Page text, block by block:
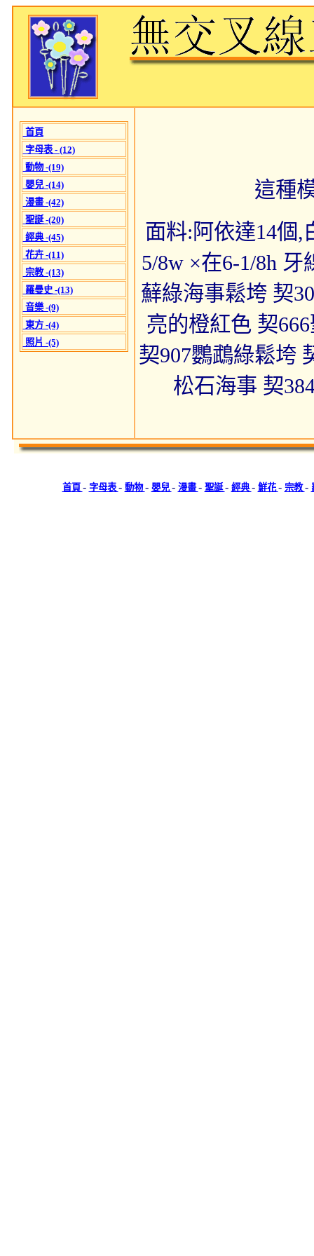
首頁
字母表 - (12)
動物 -(19)
嬰兒 -(14)
漫畫 -(42)
聖誕 -(20)
經典 -(45)
花卉 -(11)
宗教 -(13)
羅曼史 -(13)
音樂 -(9)
東方 -(4)
照片 -(5)
這種
面料:阿依達14個,
5/8w ×在6-1/8h
蘚綠海事鬆垮 契
亮的橙紅色 契
契907鸚鵡綠鬆垮
松石海事 契
首頁 - 字母表 - 動物- 嬰兒- 漫畫- 聖誕- 經典- 鮮花- 宗教-